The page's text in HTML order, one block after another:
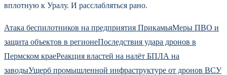
вплотную к Уралу. И расслабляться рано.
Атака беспилотников на предприятия ПрикамьяМеры ПВО и
защита объектов в регионеПоследствия удара дронов в
Пермском краеРеакция властей на налёт БПЛА на
заводыУщерб промышленной инфраструктуре от дронов ВСУ